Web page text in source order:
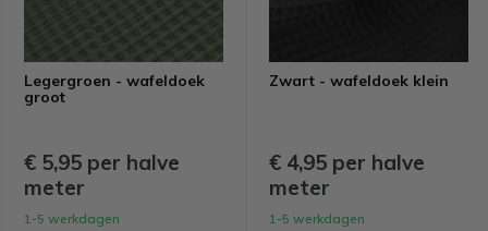
Legergroen - wafeldoek
groot
€ 5,95 per halve
meter
1-5 werkdagen
Zwart - wafeldoek klein
€ 4,95 per halve
meter
1-5 werkdagen